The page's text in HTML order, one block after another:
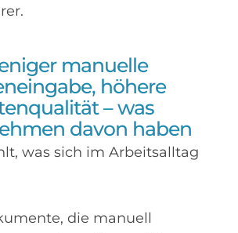
manuelle
höhere
– was
davon haben
was sich im Arbeitsalltag
die manuell